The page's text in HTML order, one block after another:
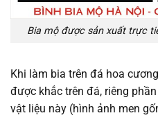
Bia mộ được sản xuất trực
Khi làm bia trên đá hoa
được khắc trên đá, riêng
vật liệu này (hình ảnh men